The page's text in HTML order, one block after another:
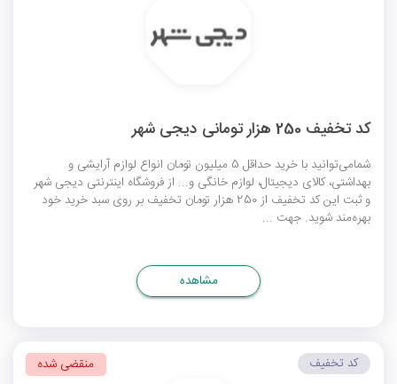
کد تخفیف 250 هزار تومانی دیجی شهر
شمامی‌توانید با خرید حداقل 5 میلیون تومان انواع لوازم آرایشی و
بهداشتی، کالای دیجیتال، لوازم خانگی و... از فروشگاه اینترنتی دیجی شهر
و ثبت این کد تخفیف از 250 هزار تومان تخفیف بر روی سبد خرید خود
بهره‌مند شوید. جهت ...
مشاهده
کد تخفیف منقضی شده